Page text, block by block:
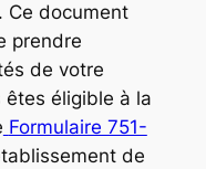
Ce document
prendre
de votre
éligible à la
Formulaire 751-
de